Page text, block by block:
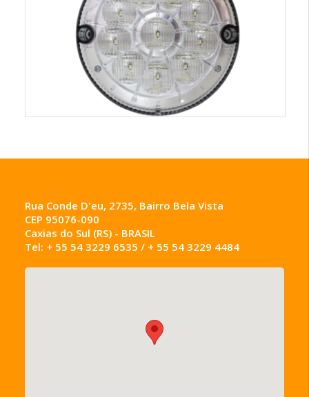
Rua Conde D'eu, 2735, Bairro Bela Vista
CEP 95076-090
Caxias do Sul (RS) - BRASIL
Tel: + 55 54 3229 6535 / + 55 54 3229 4484